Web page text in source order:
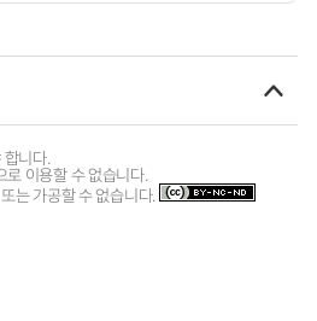
니다.
로 이용할 수 없습니다.
는 가공할 수 없습니다.